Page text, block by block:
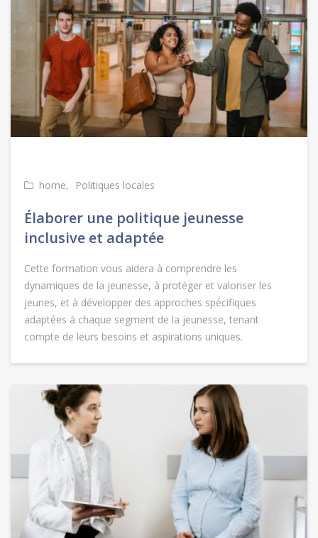
home Politiques locales
Élaborer une politique jeunesse
inclusive et adaptée
Cette formation vous aidera à comprendre les
dynamiques de la jeunesse, à protéger et valoriser les
jeunes, et à développer des approches spécifiques
adaptées à chaque segment de la jeunesse, tenant
compte de leurs besoins et aspirations uniques.